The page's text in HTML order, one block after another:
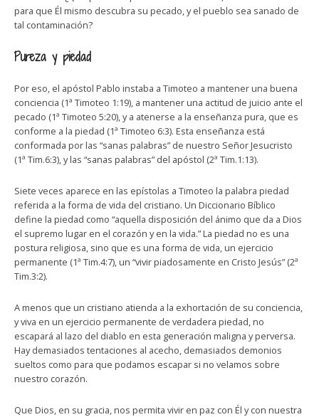
para que Él mismo descubra su pecado, y el pueblo sea sanado de
tal contaminación?
Pureza y piedad
Por eso, el apóstol Pablo instaba a Timoteo a mantener una buena
conciencia (1ª Timoteo 1:19), a mantener una actitud de juicio ante el
pecado (1ª Timoteo 5:20), y a atenerse a la enseñanza pura, que es
conforme a la piedad (1ª Timoteo 6:3). Esta enseñanza está
conformada por las “sanas palabras” de nuestro Señor Jesucristo
(1ª Tim.6:3), y las “sanas palabras” del apóstol (2ª Tim.1:13).
Siete veces aparece en las epístolas a Timoteo la palabra piedad
referida a la forma de vida del cristiano. Un Diccionario Bíblico
define la piedad como “aquella disposición del ánimo que da a Dios
el supremo lugar en el corazón y en la vida.” La piedad no es una
postura religiosa, sino que es una forma de vida, un ejercicio
permanente (1ª Tim.4:7), un “vivir piadosamente en Cristo Jesús” (2ª
Tim.3:2).
A menos que un cristiano atienda a la exhortación de su conciencia,
y viva en un ejercicio permanente de verdadera piedad, no
escapará al lazo del diablo en esta generación maligna y perversa.
Hay demasiados tentaciones al acecho, demasiados demonios
sueltos como para que podamos escapar si no velamos sobre
nuestro corazón.
Que Dios, en su gracia, nos permita vivir en paz con Él y con nuestra